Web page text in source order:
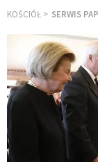
KOŚCIÓŁ SERWIS